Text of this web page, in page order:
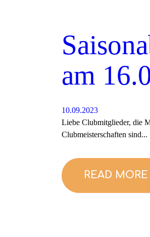
am
10.09.2023
Liebe Clubmitglieder, die
Clubmeisterschaften sind...
READ MORE